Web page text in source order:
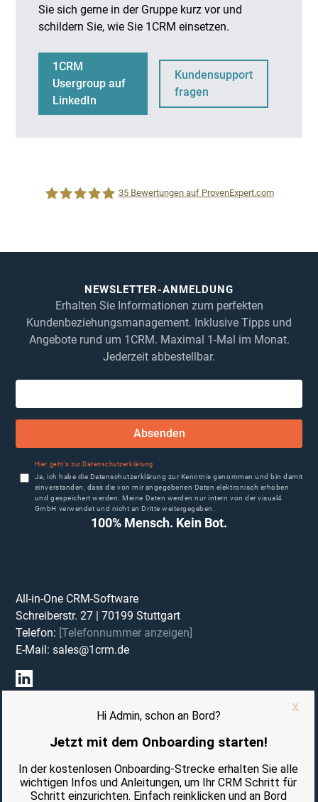
Sie sich gerne in der Gruppe kurz vor und
schildern Sie, wie Sie 1CRM einsetzen.
1CRM
Usergroup auf
LinkedIn
Kundensupport
fragen
35Bewertungen auf ProvenExpert.com
NEWSLETTER-ANMELDUNG
Erhalten Sie Informationen zum perfekten
Kundenbeziehungsmanagement. Inklusive Tipps und
Angebote rund um 1CRM. Maximal 1-Mal im Monat.
Jederzeit abbestellbar.
Absenden
Hier geht's zur Datenschutzerklärung
Ja, ich habe die Datenschutzerklärung zur Kenntnis genommen und bin damit
einverstanden, dass die von mir angegebenen Daten elektronisch erhoben
und gespeichert werden. Meine Daten werden nur intern von der visual4
GmbH verwendet und nicht an Dritte weitergegeben.
100% Mensch. Kein Bot.
All-in-One CRM-Software
Schreiberstr. 27 |70199 Stuttgart
Telefon: [Telefonnummer anzeigen]
E-Mail:sales@1crm.de
Datenschutzerklärung
Vertrag Auftragsverarbeitung (AVV)
AUSGEZEICHNET VON: